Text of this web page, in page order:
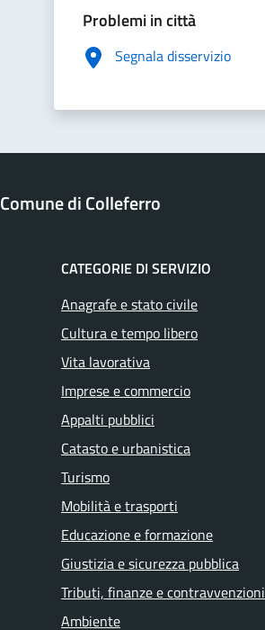
Problemi in città
Segnala disservizio
Comune di Colleferro
CATEGORIE DI SERVIZIO
Anagrafe e stato civile
Cultura e tempo libero
Vita lavorativa
Imprese e commercio
Appalti pubblici
Catasto e urbanistica
Turismo
Mobilità e trasporti
Educazione e formazione
Giustizia e sicurezza pubblica
Tributi, finanze e contravvenzioni
Ambiente